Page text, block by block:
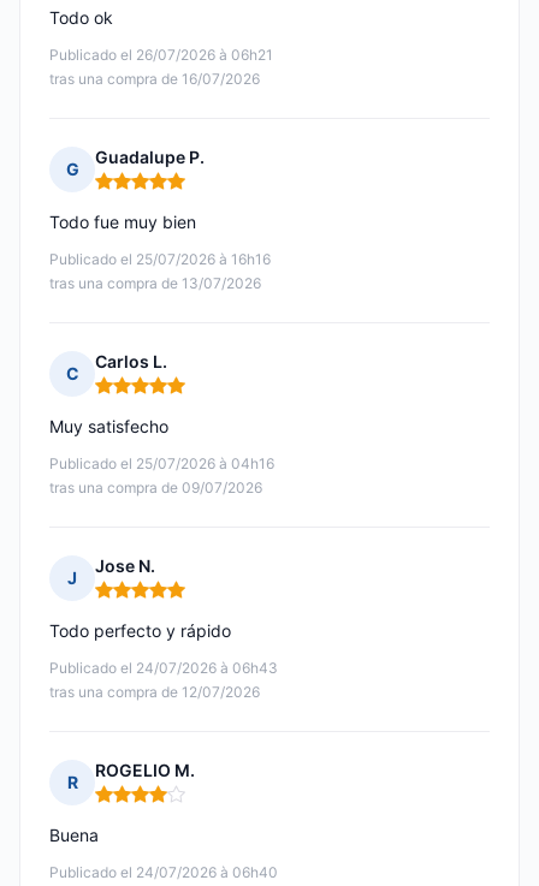
Publicado el 26/07/2026 à 06h21
tras una compra de 16/07/2026
Todo ok
G
Guadalupe P.
Nota: 5 de 5
Publicado el 25/07/2026 à 16h16
tras una compra de 13/07/2026
Todo fue muy bien
C
Carlos L.
Nota: 5 de 5
Publicado el 25/07/2026 à 04h16
tras una compra de 09/07/2026
Muy satisfecho
J
Jose N.
Nota: 5 de 5
Publicado el 24/07/2026 à 06h43
tras una compra de 12/07/2026
Todo perfecto y rápido
R
ROGELIO M.
Nota: 4 de 5
Publicado el 24/07/2026 à 06h40
Buena